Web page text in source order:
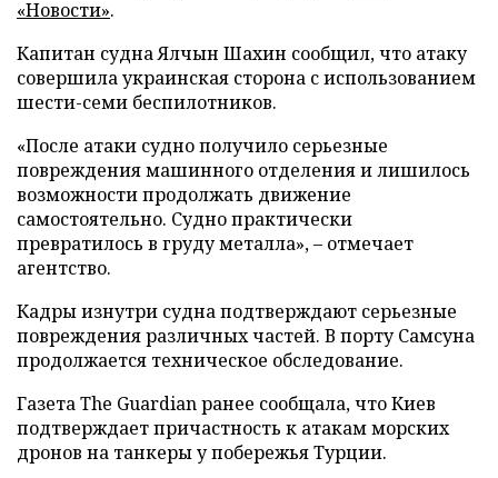
«Новости».
Капитан судна Ялчын Шахин сообщил, что атаку
совершила украинская сторона с использованием
шести-семи беспилотников.
«После атаки судно получило серьезные
повреждения машинного отделения и лишилось
возможности продолжать движение
самостоятельно. Судно практически
превратилось в груду металла», – отмечает
агентство.
Кадры изнутри судна подтверждают серьезные
повреждения различных частей. В порту Самсуна
продолжается техническое обследование.
Газета The Guardian ранее сообщала, что Киев
подтверждает причастность к атакам морских
дронов на танкеры у побережья Турции.